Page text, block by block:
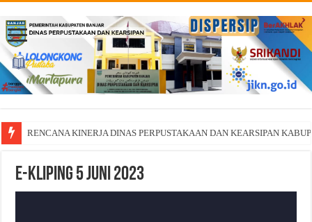
RENCANA KINERJA DINAS PERPUSTAKAAN DAN KEARSIPAN
E-Kliping 5 Juni 2023